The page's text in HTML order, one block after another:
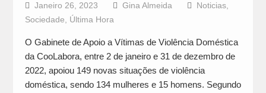
Janeiro 26, 2023 Gina Almeida Noticias,
Sociedade, Última Hora
O Gabinete de Apoio a Vítimas de Violência Doméstica
da CooLabora, entre 2 de janeiro e 31 de dezembro de
2022, apoiou 149 novas situações de violência
doméstica, sendo 134 mulheres e 15 homens. Segundo